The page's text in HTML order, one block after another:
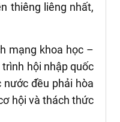
thiêng liêng nhất,
mạng khoa học –
hội nhập quốc
đều phải hòa
hội và thách thức